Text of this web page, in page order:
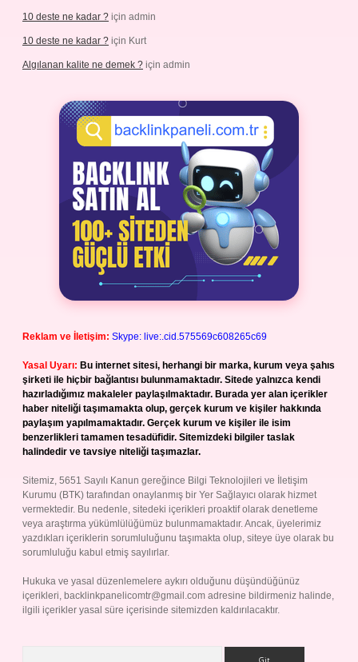
10 deste ne kadar ? için admin
10 deste ne kadar ? için Kurt
Algılanan kalite ne demek ? için admin
Reklam ve İletişim: Skype: live:.cid.575569c608265c69
Yasal Uyarı: Bu internet sitesi, herhangi bir marka, kurum veya şahıs
şirketi ile hiçbir bağlantısı bulunmamaktadır. Sitede yalnızca kendi
hazırladığımız makaleler paylaşılmaktadır. Burada yer alan içerikler
haber niteliği taşımamakta olup, gerçek kurum ve kişiler hakkında
paylaşım yapılmamaktadır. Gerçek kurum ve kişiler ile isim
benzerlikleri tamamen tesadüfidir. Sitemizdeki bilgiler taslak
halindedir ve tavsiye niteliği taşımazlar.
Sitemiz, 5651 Sayılı Kanun gereğince Bilgi Teknolojileri ve İletişim
Kurumu (BTK) tarafından onaylanmış bir Yer Sağlayıcı olarak hizmet
vermektedir. Bu nedenle, sitedeki içerikleri proaktif olarak denetleme
veya araştırma yükümlülüğümüz bulunmamaktadır. Ancak, üyelerimiz
yazdıkları içeriklerin sorumluluğunu taşımakta olup, siteye üye olarak bu
sorumluluğu kabul etmiş sayılırlar.
Hukuka ve yasal düzenlemelere aykırı olduğunu düşündüğünüz
içerikleri, backlinkpanelicomtr@gmail.com adresine bildirmeniz halinde,
ilgili içerikler yasal süre içerisinde sitemizden kaldırılacaktır.